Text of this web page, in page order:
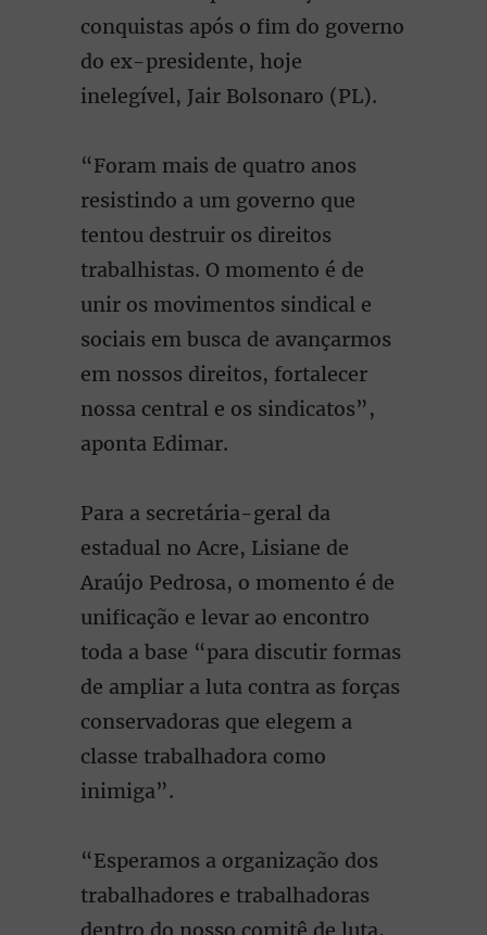
conquistas após o fim do governo
do ex-presidente, hoje
inelegível, Jair Bolsonaro (PL).
“Foram mais de quatro anos
resistindo a um governo que
tentou destruir os direitos
trabalhistas. O momento é de
unir os movimentos sindical e
sociais em busca de avançarmos
em nossos direitos, fortalecer
nossa central e os sindicatos”,
aponta Edimar.
Para a secretária-geral da
estadual no Acre, Lisiane de
Araújo Pedrosa, o momento é de
unificação e levar ao encontro
toda a base “para discutir formas
de ampliar a luta contra as forças
conservadoras que elegem a
classe trabalhadora como
inimiga”.
“Esperamos a organização dos
trabalhadores e trabalhadoras